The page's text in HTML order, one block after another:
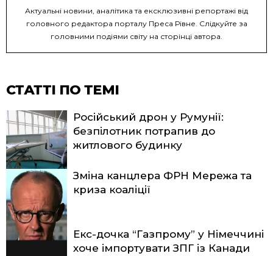
Актуальні новини, аналітика та ексклюзивні репортажі від
головного редактора порталу Преса Рівне. Слідкуйте за
головними подіями світу на сторінці автора.
СТАТТІ ПО ТЕМІ
Російський дрон у Румунії:
безпілотник потрапив до
житлового будинку
Зміна канцлера ФРН Мережа та
криза коаліції
Екс-дочка “Газпрому” у Німеччині
хоче імпортувати ЗПГ із Канади